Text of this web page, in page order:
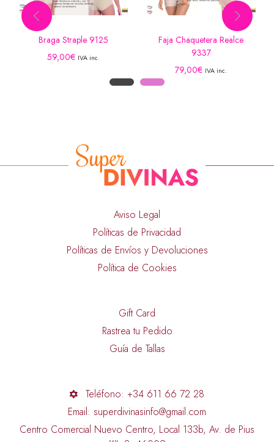
Braga Straple 9125
59,00€ IVA inc.
Faja Chaquetera Realce
9337
79,00€ IVA inc.
Aviso Legal
Políticas de Privacidad
Políticas de Envíos y Devoluciones
Política de Cookies
Gift Card
Rastrea tu Pedido
Guía de Tallas
Teléfono: +34 611 66 72 28
Email: superdivinasinfo@gmail.com
Centro Comercial Nuevo Centro, Local 133b, Av. de Pius